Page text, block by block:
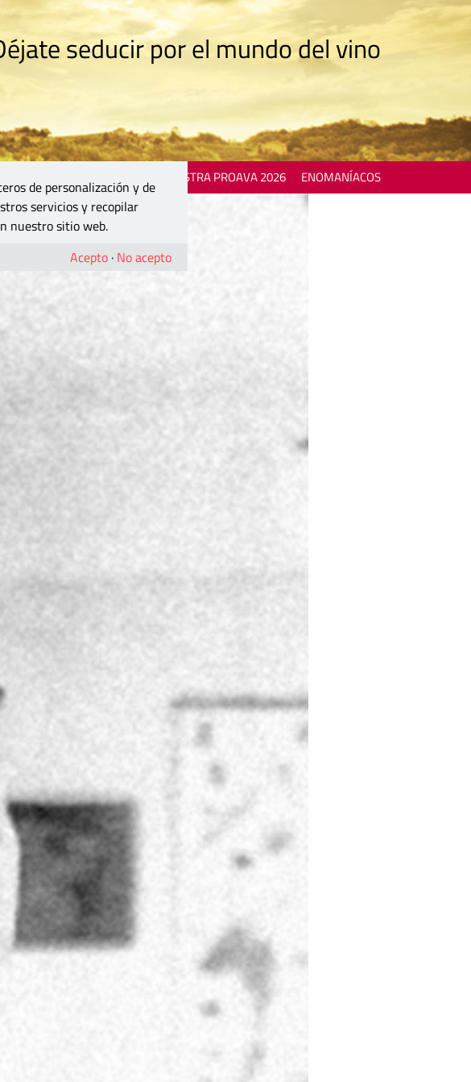
seducir por el mundo del vino
MOSTRA PROAVA 2026 ENOMANÍACOS
de personalización y de
servicios y recopilar
nuestro sitio web.
Acepto · No acepto